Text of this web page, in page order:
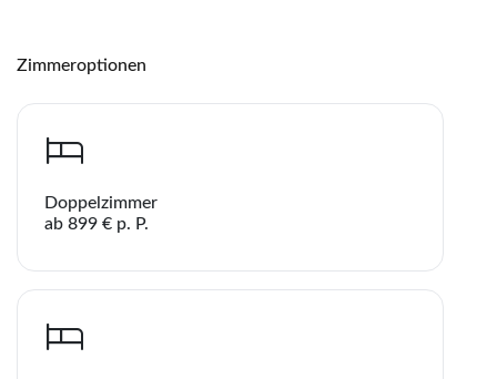
Zimmeroptionen
Doppelzimmer
ab 899 € p. P.
Teile diese Reise